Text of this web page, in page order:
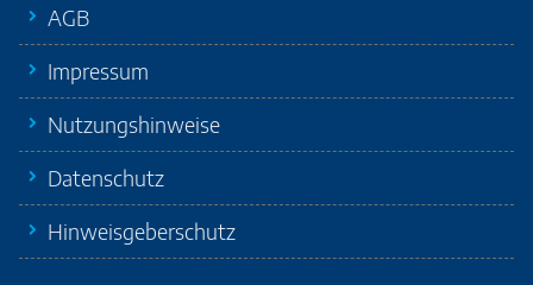
AGB
Impressum
Nutzungshinweise
Datenschutz
Hinweisgeberschutz